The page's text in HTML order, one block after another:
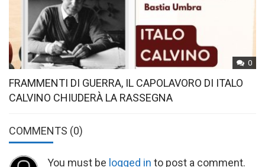
0
FRAMMENTI DI GUERRA, IL CAPOLAVORO DI ITALO
CALVINO CHIUDERÀ LA RASSEGNA
COMMENTS (0)
You must be logged in to post a comment.